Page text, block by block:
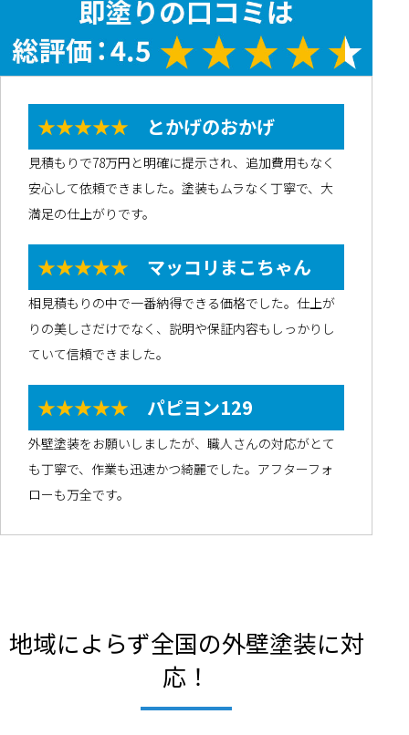
★★★★★ とかげのおかげ
見積もりで78万円と明確に提示され、追加費用もなく
安心して依頼できました。塗装もムラなく丁寧で、大
満足の仕上がりです。
★★★★★ マッコリまこちゃん
相見積もりの中で一番納得できる価格でした。仕上が
りの美しさだけでなく、説明や保証内容もしっかりし
ていて信頼できました。
★★★★★ パピヨン129
外壁塗装をお願いしましたが、職人さんの対応がとて
も丁寧で、作業も迅速かつ綺麗でした。アフターフォ
ローも万全です。
地域によらず全国の外壁塗装に対
応！